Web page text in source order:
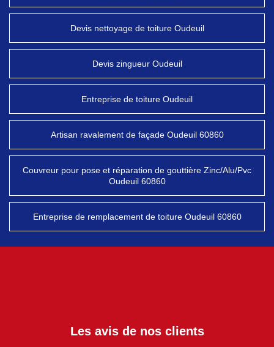
Devis nettoyage de toiture Oudeuil
Devis zingueur Oudeuil
Entreprise de toiture Oudeuil
Artisan ravalement de façade Oudeuil 60860
Couvreur pour pose et réparation de gouttière Zinc/Alu/Pvc
Oudeuil 60860
Entreprise de remplacement de toiture Oudeuil 60860
Les avis de nos clients